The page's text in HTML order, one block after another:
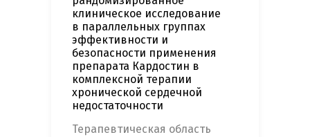
клиническое исследование
в параллельных группах
эффективности и
безопасности применения
препарата Кардостин в
комплексной терапии
хронической сердечной
недостаточности
Терапевтическая область